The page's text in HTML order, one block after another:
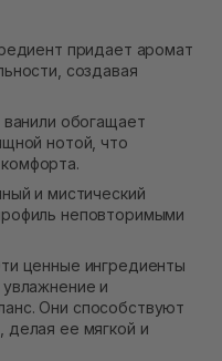
придает аромат
создавая
ванили обогащает
нотой, что
и мистический
неповторимыми
ценные ингредиенты
и
Они способствуют
ее мягкой и